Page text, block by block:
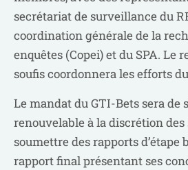
secrétariat de surveillance du
coordination générale de la
enquêtes (Copei) et du SPA. Le
soufis coordonnera les efforts
Le mandat du GTI-Bets sera de
renouvelable à la discrétion
soumettre des rapports d’étape
rapport final présentant ses